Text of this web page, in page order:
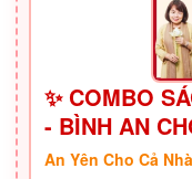
✨ COMBO
- BÌNH AN
An Yên Cho Cả Nhà